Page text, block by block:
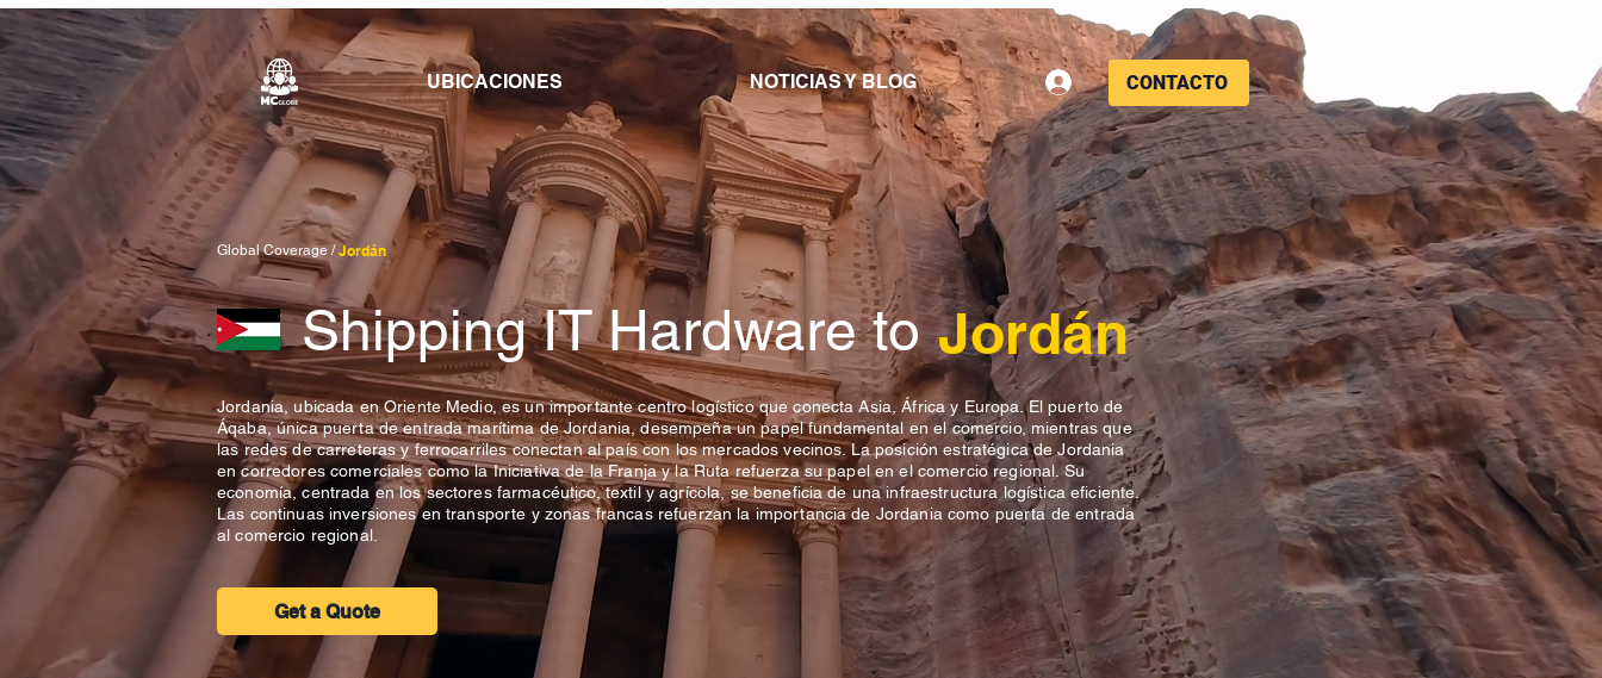
UBICACIONES NOTICIAS Y BLOG CONTACTO
Global Coverage /Jordán
Jordán
Shipping IT Hardware to
Jordania, ubicada en Oriente Medio, es un importante centro logístico que conecta Asia, África y Europa. El puerto de
Áqaba, única puerta de entrada marítima de Jordania, desempeña un papel fundamental en el comercio, mientras que
las redes de carreteras y ferrocarriles conectan al país con los mercados vecinos. La posición estratégica de Jordania
en corredores comerciales como la Iniciativa de la Franja y la Ruta refuerza su papel en el comercio regional. Su
economía, centrada en los sectores farmacéutico, textil y agrícola, se beneficia de una infraestructura logística eficiente.
Las continuas inversiones en transporte y zonas francas refuerzan la importancia de Jordania como puerta de entrada
al comercio regional.
Get a Quote